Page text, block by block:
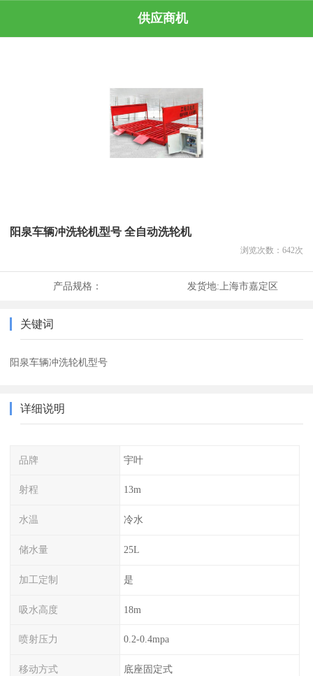
供应商机
阳泉车辆冲洗轮机型号 全自动洗轮机
浏览次数： 642次
产品规格： 发货地:上海市嘉定区
关键词
阳泉车辆冲洗轮机型号
详细说明
品牌 宇叶
射程 13m
水温 冷水
储水量 25L
加工定制 是
吸水高度 18m
喷射压力 0.2-0.4mpa
移动方式 底座固定式